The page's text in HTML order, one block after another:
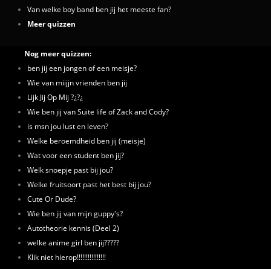
Van welke boy band ben jij het meeste fan?
Meer quizzen
Nog meer quizzen:
ben jij een jongen of een meisje?
Wie van miijjn vrienden ben jij
Lijk Jij Op Mij ?¿?¿
Wie ben jij van Suite life of Zack and Cody?
is msn jou lust en leven?
Welke beroemdheid ben jij (meisje)
Wat voor een student ben jij?
Welk snoepje past bij jou?
Welke fruitsoort past het best bij jou?
Cute Or Dude?
Wie ben jij van mijn guppy's?
Autotheorie kennis (Deel 2)
welke anime girl ben jij?????
Klik niet hierop!!!!!!!!!!!!!!!!